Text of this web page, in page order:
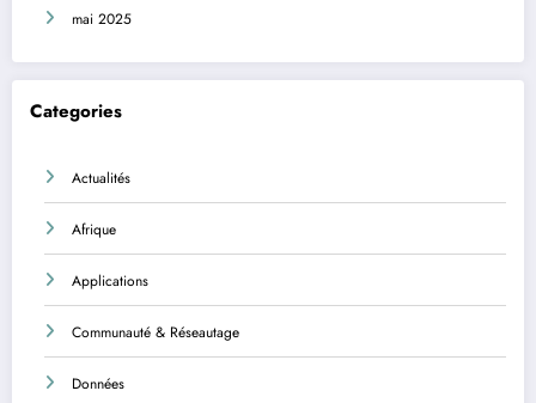
mai 2025
Categories
Actualités
Afrique
Applications
Communauté & Réseautage
Données